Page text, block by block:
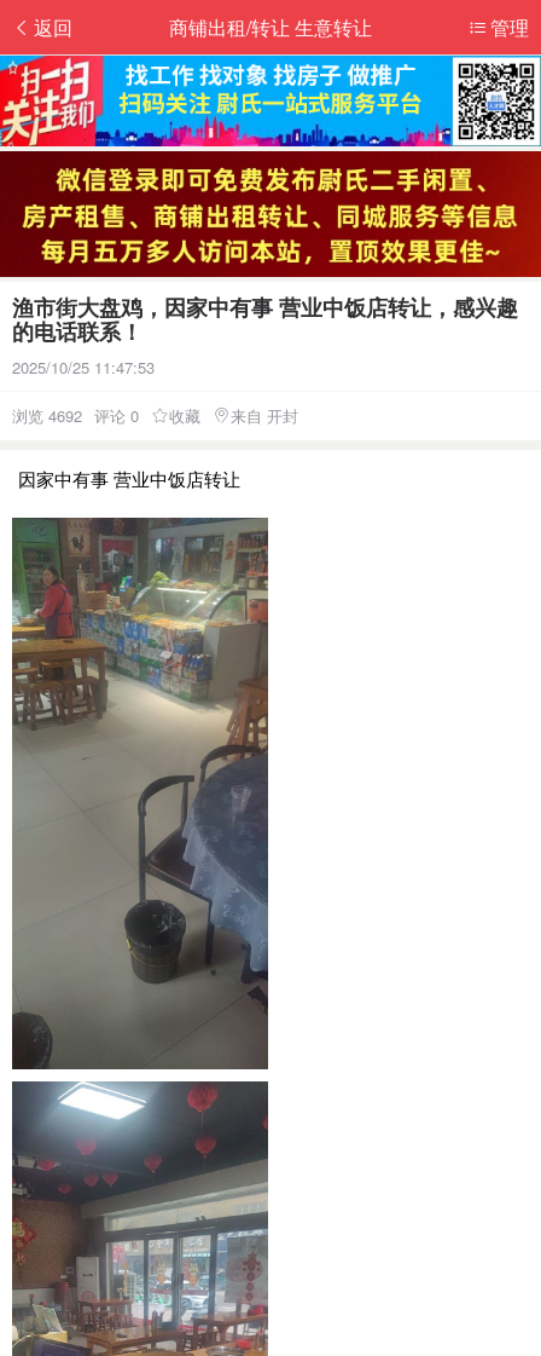
返回 管理
商铺出租/转让 生意转让
渔市街大盘鸡，因家中有事 营业中饭店转让，感兴趣
的电话联系！
2025/10/25 11:47:53
浏览 4692 评论 0 收藏 来自 开封
因家中有事 营业中饭店转让